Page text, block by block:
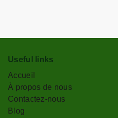
Useful links
Accueil
À propos de nous
Contactez-nous
Blog